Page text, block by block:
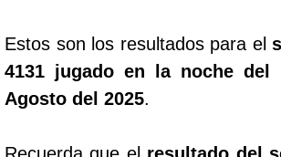
Estos son los resultados para el
4131 jugado en la noche del
Agosto del 2025.